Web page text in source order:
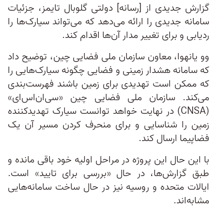
گزارش جدیدی از [رسانه] دولتی گلوبال تایمز، جزئیات
سامانه جدیدی را ارائه می‌دهد که می‌تواند سیارک‌ها را
ردیابی و برای تغییر مدار آن‌ها اقدام کند.
وو یانهوا، معاون سازمان ملی فضایی چین، توضیح داد
که سامانه هشدار زمینی و فضایی چگونه سیارک‌هایی را
که ممکن است تهدیدی برای زمین باشند فهرست‌بندی
می‌کند. سازمان ملی فضایی چین «سی‌ان‌اس‌ای»
(CNSA) در نهایت خواهد توانست سیارک تهدیدکننده
زمین را شناسایی و برای منحرف کردن مسیر آن یک
فضاپیما ارسال کند.
با این حال این پروژه در مراحل اولیه خود باقی مانده و
طبق گزارش‌ها، در حال «بررسی برای تایید» است.
ایالات متحده و روسیه نیز در حال ساخت سامانه‌هایی
مشابه‌اند.